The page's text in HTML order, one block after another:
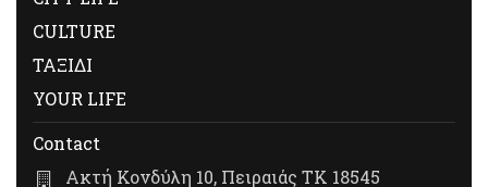
CULTURE
ΤΑΞΙΔΙ
YOUR LIFE
Contact
Ακτή Κονδύλη 10, Πειραιάς ΤΚ 18545